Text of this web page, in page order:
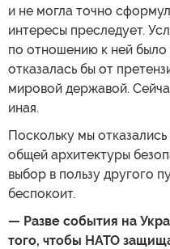
и не могла точно
интересы преследует.
по отношению к ней было
отказалась бы от
мировой державой.
иная.
Поскольку мы
общей архитектуры
выбор в пользу другого
беспокоит.
— Разве события на
того, чтобы НАТО